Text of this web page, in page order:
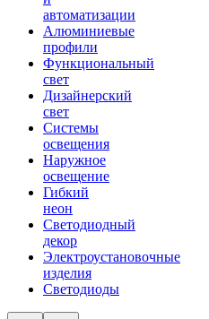
автоматизации
Алюминиевые
профили
Функциональный
свет
Дизайнерский
свет
Системы
освещения
Наружное
освещение
Гибкий
неон
Светодиодный
декор
Электроустановочные
изделия
Светодиоды